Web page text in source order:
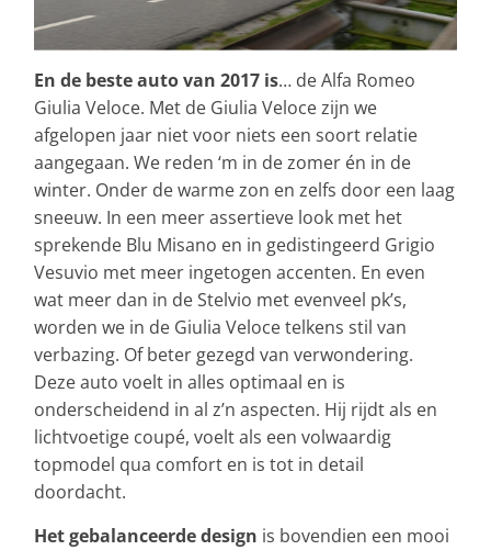
En de beste auto van 2017 is… de Alfa Romeo
Giulia Veloce. Met de Giulia Veloce zijn we
afgelopen jaar niet voor niets een soort relatie
aangegaan. We reden ‘m in de zomer én in de
winter. Onder de warme zon en zelfs door een laag
sneeuw. In een meer assertieve look met het
sprekende Blu Misano en in gedistingeerd Grigio
Vesuvio met meer ingetogen accenten. En even
wat meer dan in de Stelvio met evenveel pk’s,
worden we in de Giulia Veloce telkens stil van
verbazing. Of beter gezegd van verwondering.
Deze auto voelt in alles optimaal en is
onderscheidend in al z’n aspecten. Hij rijdt als en
lichtvoetige coupé, voelt als een volwaardig
topmodel qua comfort en is tot in detail
doordacht.
Het gebalanceerde design is bovendien een mooi